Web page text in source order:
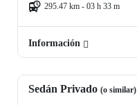
295.47 km - 03 h 33 m
Información
Sedán Privado (o similar)